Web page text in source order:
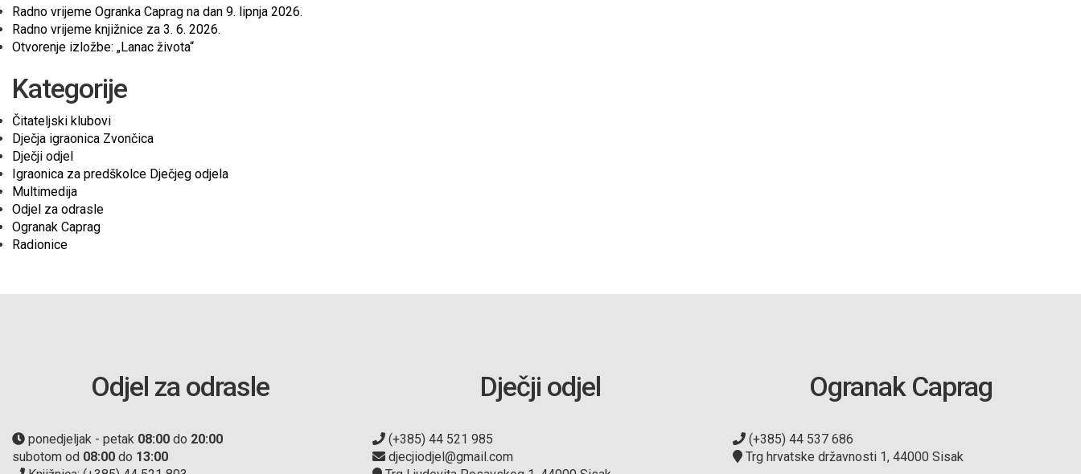
Radno vrijeme Ogranka Caprag na dan 9. lipnja 2026.
Radno vrijeme knjižnice za 3. 6. 2026.
Otvorenje izložbe: „Lanac života“
Kategorije
Čitateljski klubovi
Dječja igraonica Zvončica
Dječji odjel
Igraonica za predškolce Dječjeg odjela
Multimedija
Odjel za odrasle
Ogranak Caprag
Radionice
Odjel za odrasle
ponedjeljak - petak 08:00 do 20:00
subotom od 08:00 do 13:00
Dječji odjel
(+385) 44 521 985
djecjiodjel@gmail.com
Ogranak Caprag
(+385) 44 537 686
Trg hrvatske državnosti 1, 44000 Sisak